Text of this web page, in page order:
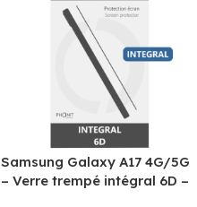
Samsung Galaxy A17 4G/5G
– Verre trempé intégral 6D –